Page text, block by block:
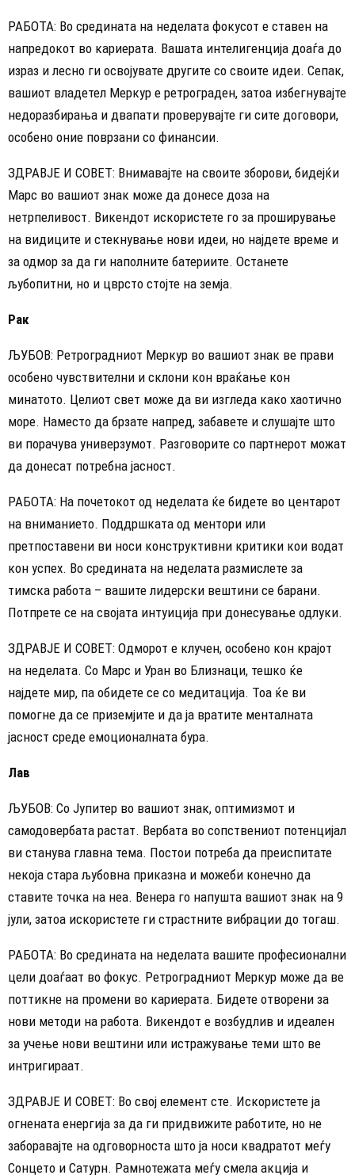
РАБОТА: Во средината на неделата фокусот е ставен на
напредокот во кариерата. Вашата интелигенција доаѓа до
израз и лесно ги освојувате другите со своите идеи. Сепак,
вашиот владетел Меркур е ретрограден, затоа избегнувајте
недоразбирања и двапати проверувајте ги сите договори,
особено оние поврзани со финансии.
ЗДРАВЈЕ И СОВЕТ: Внимавајте на своите зборови, бидејќи
Марс во вашиот знак може да донесе доза на
нетрпеливост. Викендот искористете го за проширување
на видиците и стекнување нови идеи, но најдете време и
за одмор за да ги наполните батериите. Останете
љубопитни, но и цврсто стојте на земја.
Рак
ЉУБОВ: Ретроградниот Меркур во вашиот знак ве прави
особено чувствителни и склони кон враќање кон
минатото. Целиот свет може да ви изгледа како хаотично
море. Наместо да брзате напред, забавете и слушајте што
ви порачува универзумот. Разговорите со партнерот можат
да донесат потребна јасност.
РАБОТА: На почетокот од неделата ќе бидете во центарот
на вниманието. Поддршката од ментори или
претпоставени ви носи конструктивни критики кои водат
кон успех. Во средината на неделата размислете за
тимска работа – вашите лидерски вештини се барани.
Потпрете се на својата интуиција при донесување одлуки.
ЗДРАВЈЕ И СОВЕТ: Одморот е клучен, особено кон крајот
на неделата. Со Марс и Уран во Близнаци, тешко ќе
најдете мир, па обидете се со медитација. Тоа ќе ви
помогне да се приземјите и да ја вратите менталната
јасност среде емоционалната бура.
Лав
ЉУБОВ: Со Јупитер во вашиот знак, оптимизмот и
самодовербата растат. Вербата во сопствениот потенцијал
ви станува главна тема. Постои потреба да преиспитате
некоја стара љубовна приказна и можеби конечно да
ставите точка на неа. Венера го напушта вашиот знак на 9
јули, затоа искористете ги страстните вибрации до тогаш.
РАБОТА: Во средината на неделата вашите професионални
цели доаѓаат во фокус. Ретроградниот Меркур може да ве
поттикне на промени во кариерата. Бидете отворени за
нови методи на работа. Викендот е возбудлив и идеален
за учење нови вештини или истражување теми што ве
интригираат.
ЗДРАВЈЕ И СОВЕТ: Во свој елемент сте. Искористете ја
огнената енергија за да ги придвижите работите, но не
заборавајте на одговорноста што ја носи квадратот меѓу
Сонцето и Сатурн. Рамнотежата меѓу смела акција и